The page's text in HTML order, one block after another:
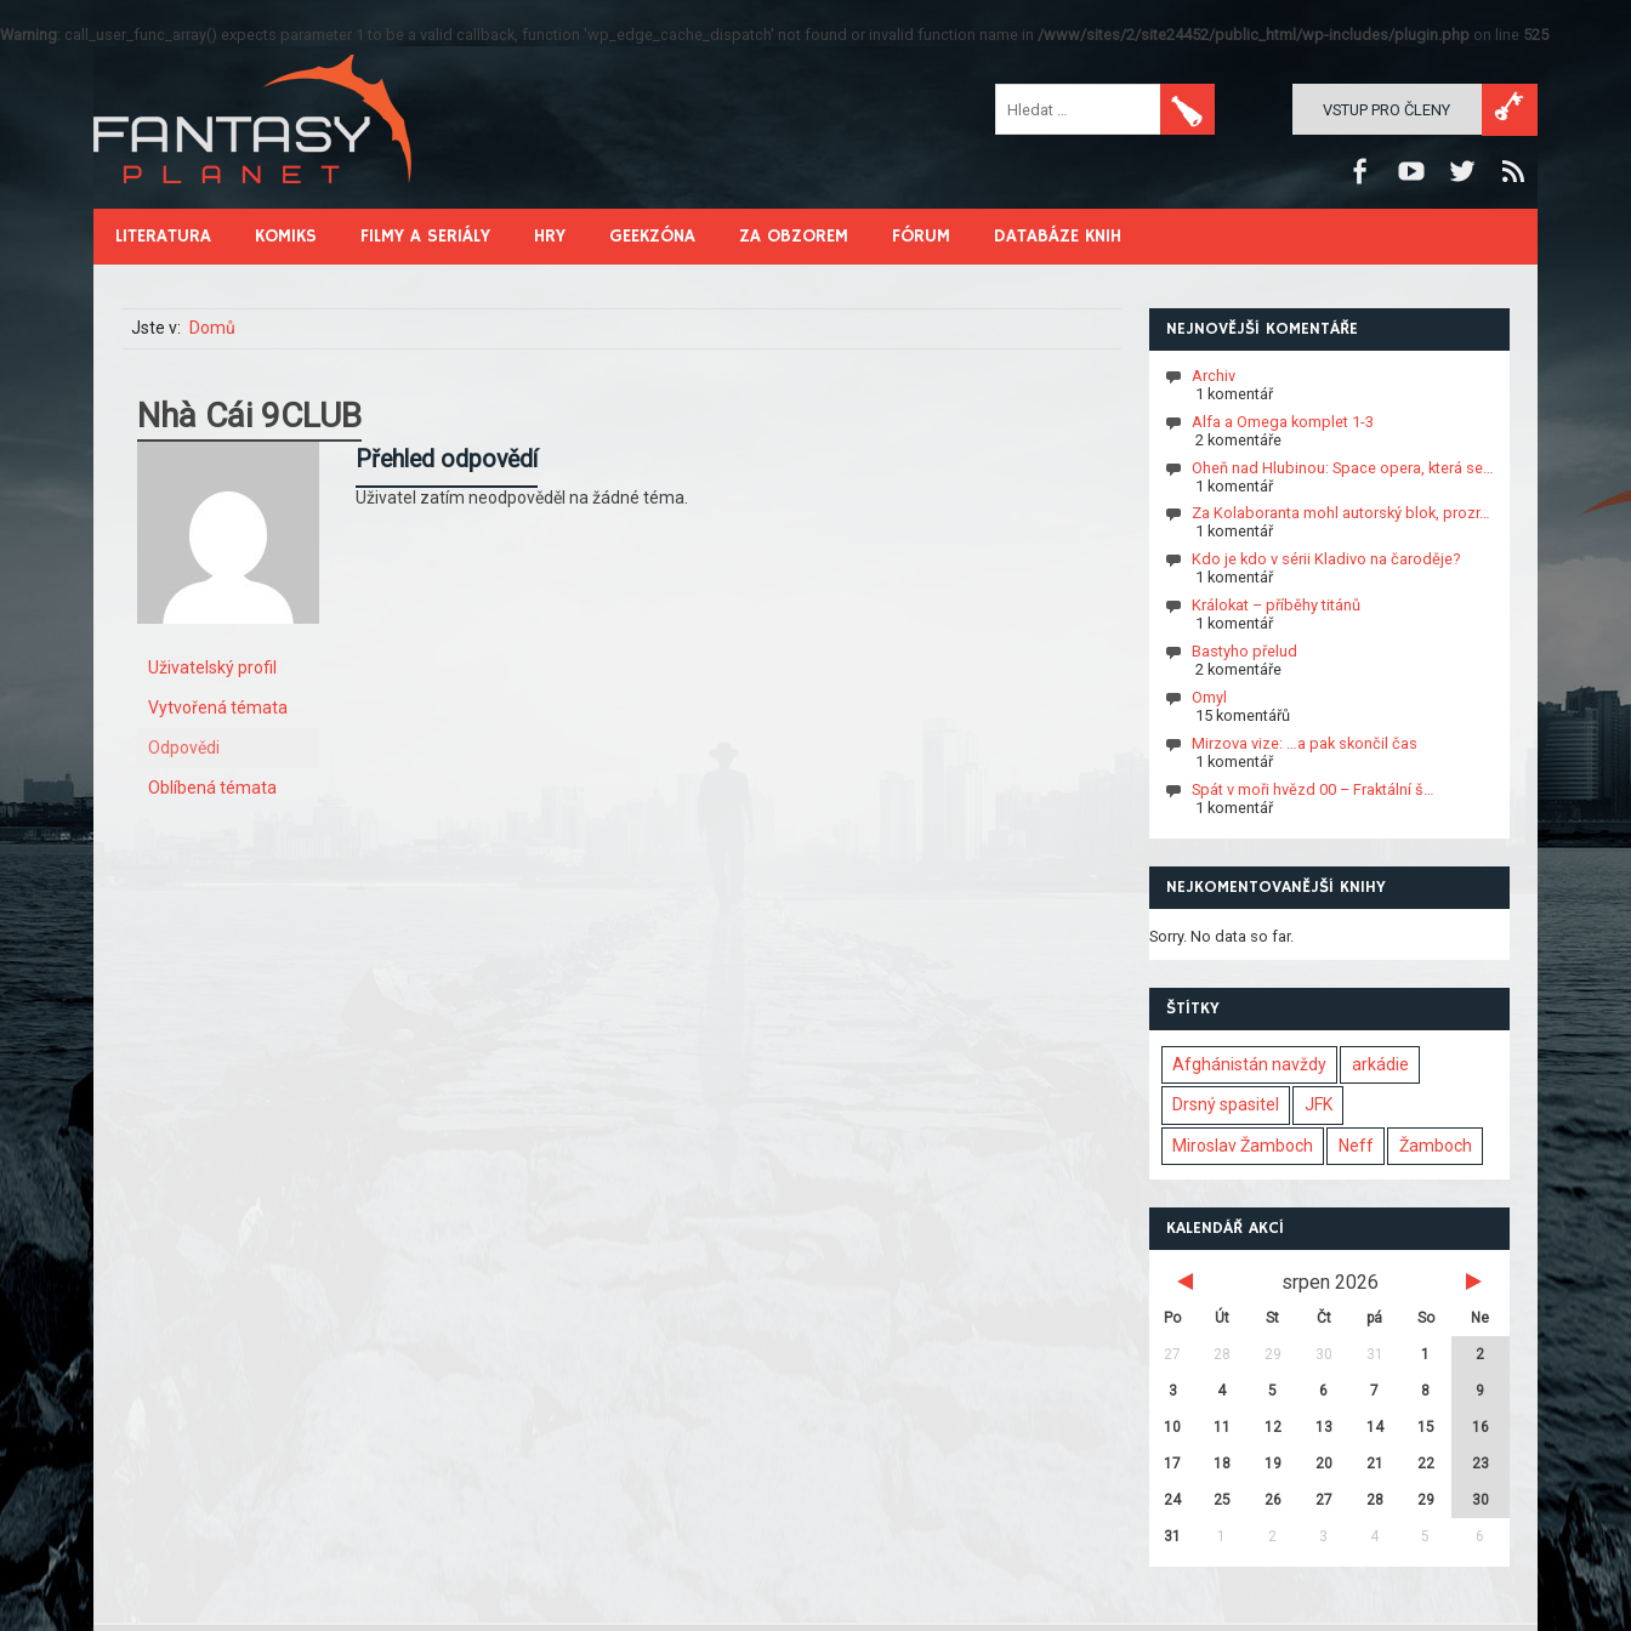
Warning: call_user_func_array() expects parameter 1 to be a valid callback, function 'wp_edge_cache_dispatch' not found or invalid function name in /www/sites/2/site24452/public_html/wp-includes/plugin.php on line 525
VSTUP PRO ČLENY
LITERATURA KOMIKS FILMY A SERIÁLY HRY GEEKZÓNA ZA OBZOREM FÓRUM DATABÁZE KNIH
Jste v: Domů
Nhà Cái 9CLUB
Uživatelský profil
Vytvořená témata
Odpovědi
Oblíbená témata
Přehled odpovědí
Uživatel zatím neodpověděl na žádné téma.
NEJNOVĚJŠÍ KOMENTÁŘE
Archiv
1 komentář
Alfa a Omega komplet 1-3
2 komentáře
Oheň nad Hlubinou: Space opera, která se…
1 komentář
Za Kolaboranta mohl autorský blok, prozr…
1 komentář
Kdo je kdo v sérii Kladivo na čaroděje?
1 komentář
Králokat – příběhy titánů
1 komentář
Bastyho přelud
2 komentáře
Omyl
15 komentářů
Mirzova vize: …a pak skončil čas
1 komentář
Spát v moři hvězd 00 – Fraktální š…
1 komentář
NEJKOMENTOVANĚJŠÍ KNIHY
Sorry. No data so far.
ŠTÍTKY
Afghánistán navždy arkádie
Drsný spasitel JFK
Miroslav Žamboch Neff Žamboch
KALENDÁŘ AKCÍ
srpen 2026
Po Út St Čt pá So Ne
27 28 29 30 31 1 2
3 4 5 6 7 8 9
10 11 12 13 14 15 16
17 18 19 20 21 22 23
24 25 26 27 28 29 30
31 1 2 3 4 5 6